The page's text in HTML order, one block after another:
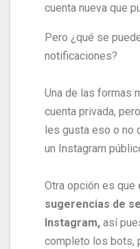
cuenta nueva que
Pero ¿qué se
notificaciones?
Una de las formas
cuenta privada,
les gusta eso o no
un Instagram
Otra opción es que
sugerencias de
Instagram, así
completo los bots,